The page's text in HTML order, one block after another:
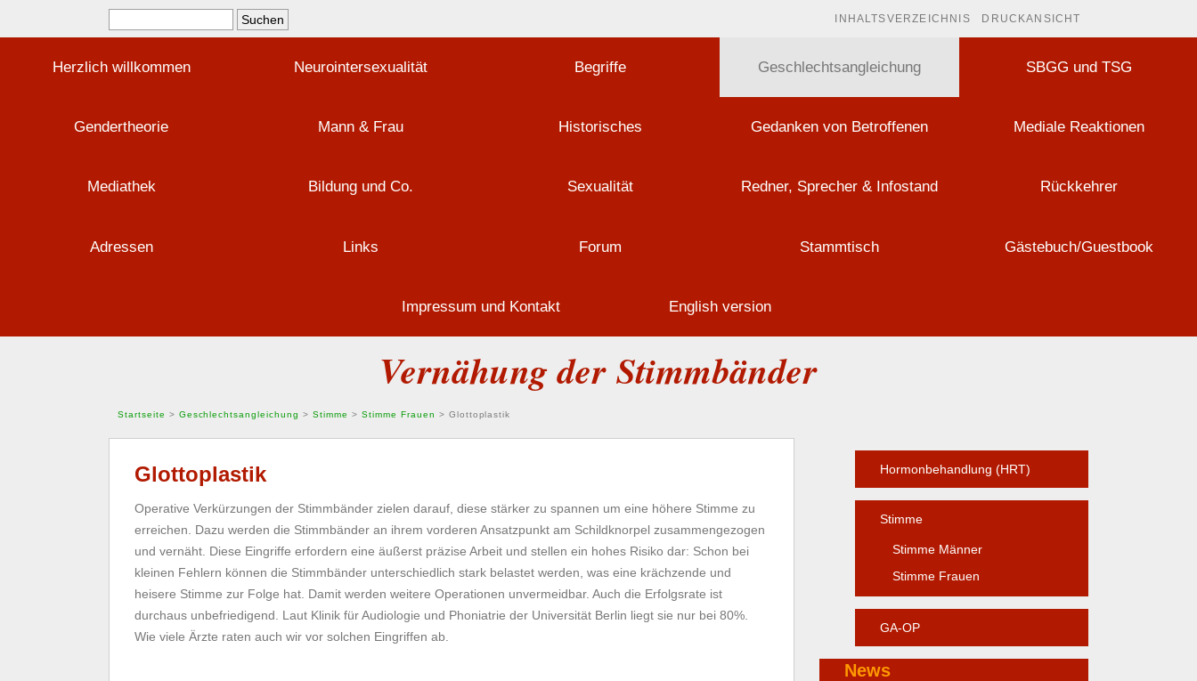
INHALTSVERZEICHNIS DRUCKANSICHT
Herzlich willkommen Neurointersexualität Begriffe Geschlechtsangleichung SBGG und TSG
Gendertheorie Mann & Frau Historisches Gedanken von Betroffenen Mediale Reaktionen
Mediathek Bildung und Co. Sexualität Redner, Sprecher & Infostand Rückkehrer
Adressen Links Forum Stammtisch Gästebuch/Guestbook
Impressum und Kontakt English version
Vernähung der Stimmbänder
Startseite > Geschlechtsangleichung >Stimme > Stimme Frauen > Glottoplastik
Glottoplastik
Operative Verkürzungen der Stimmbänder zielen darauf, diese stärker zu spannen um eine höhere Stimme zu
erreichen. Dazu werden die Stimmbänder an ihrem vorderen Ansatzpunkt am Schildknorpel zusammengezogen
und vernäht. Diese Eingriffe erfordern eine äußerst präzise Arbeit und stellen ein hohes Risiko dar: Schon bei
kleinen Fehlern können die Stimmbänder unterschiedlich stark belastet werden, was eine krächzende und
heisere Stimme zur Folge hat. Damit werden weitere Operationen unvermeidbar. Auch die Erfolgsrate ist
durchaus unbefriedigend. Laut Klinik für Audiologie und Phoniatrie der Universität Berlin liegt sie nur bei 80%.
Wie viele Ärzte raten auch wir vor solchen Eingriffen ab.
Hormonbehandlung (HRT)
Stimme
Stimme Männer
Stimme Frauen
GA-OP
News